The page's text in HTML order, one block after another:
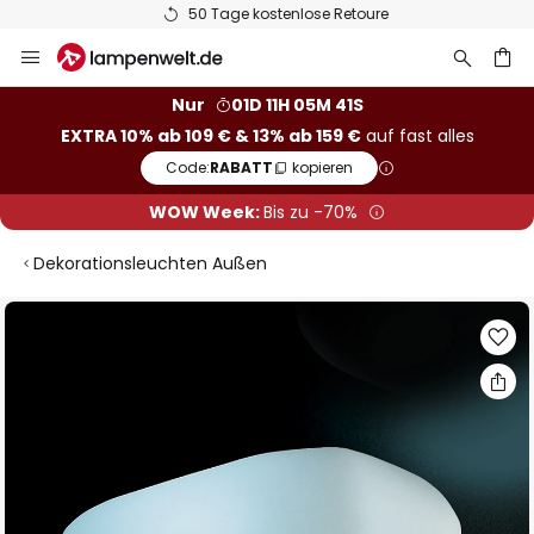
50 Tage kostenlose Retoure
Inhalt
Nur
01D 11H 05M 41S
EXTRA 10% ab 109 € & 13% ab 159 €auf fast alles
Code:RABATT kopieren
WOW Week:Bis zu -70%
Dekorationsleuchten Außen
Zum